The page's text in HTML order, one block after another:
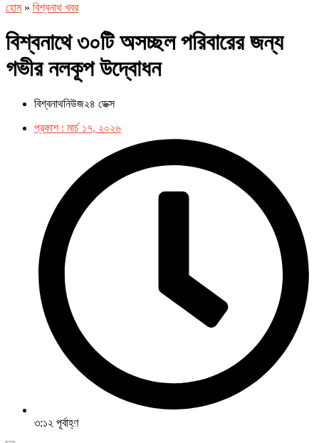
হোম» বিশ্বনাথ খবর
বিশ্বনাথে ৩০টি অসচ্ছল পরিবারের জন্য
গভীর নলকূপ উদ্বোধন
বিশ্বনাথনিউজ২৪ ডেক্স
প্রকাশ : মার্চ ১৭, ২০২৬
৩:১২ পূর্বাহ্ণ